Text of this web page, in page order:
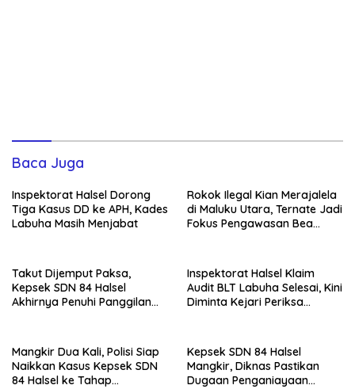
Baca Juga
Inspektorat Halsel Dorong
Tiga Kasus DD ke APH, Kades
Labuha Masih Menjabat
Rokok Ilegal Kian Merajalela
di Maluku Utara, Ternate Jadi
Fokus Pengawasan Bea
Takut Dijemput Paksa,
Kepsek SDN 84 Halsel
Akhirnya Penuhi Panggilan
Inspektorat Halsel Klaim
Audit BLT Labuha Selesai, Kini
Diminta Kejari Periksa
Mangkir Dua Kali, Polisi Siap
Naikkan Kasus Kepsek SDN
84 Halsel ke Tahap
Kepsek SDN 84 Halsel
Mangkir, Diknas Pastikan
Dugaan Penganiayaan